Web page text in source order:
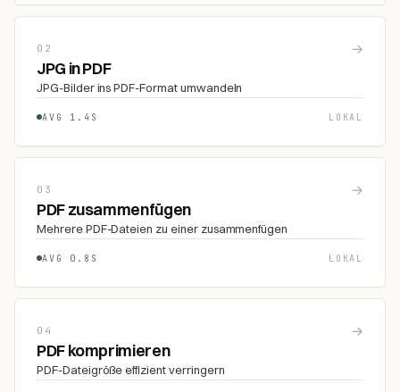
02 →
JPG in PDF
JPG-Bilder ins PDF-Format umwandeln
AVG 1.4S LOKAL
03 →
PDF zusammenfügen
Mehrere PDF-Dateien zu einer zusammenfügen
AVG 0.8S LOKAL
04 →
PDF komprimieren
PDF-Dateigröße effizient verringern